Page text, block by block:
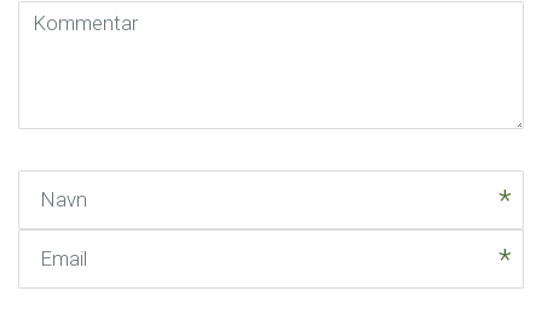
Kommentar